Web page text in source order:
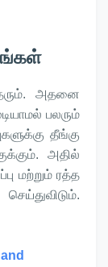
தரும். அதனை
பலரும்
தீங்கு
அதில்
மற்றும் ரத்த